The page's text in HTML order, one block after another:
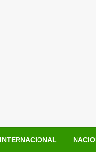
INTERNACIONAL